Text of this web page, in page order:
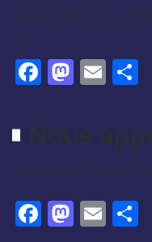
[contact-form-7 id=
1″]
Facebook
Nous
Téléphone : (225) 27
Facebook